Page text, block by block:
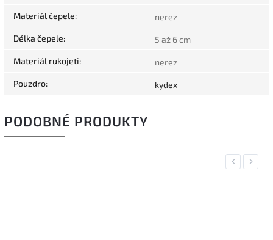
Materiál čepele: nerez
Délka čepele: 5 až 6 cm
Materiál rukojeti: nerez
Pouzdro: kydex
PODOBNÉ PRODUKTY
Previous
Next